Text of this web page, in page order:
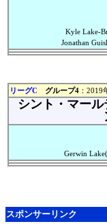
Kyle Lake-
Jonathan
リーグC グループ4 ：
シント・マール
Gerwin
スポンサーリンク